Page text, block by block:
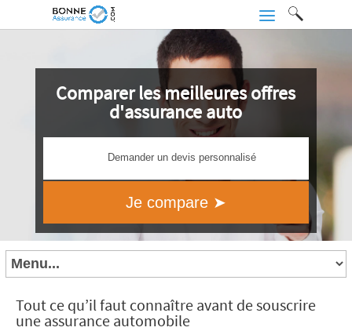
Comparer les meilleures offres
d'assurance auto
Demander un devis personnalisé
Tout ce qu’il faut connaître avant de souscrire
une assurance automobile